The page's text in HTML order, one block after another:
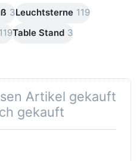
3Leuchtsterne 119
119Table Stand 3
Artikel gekauft
gekauft